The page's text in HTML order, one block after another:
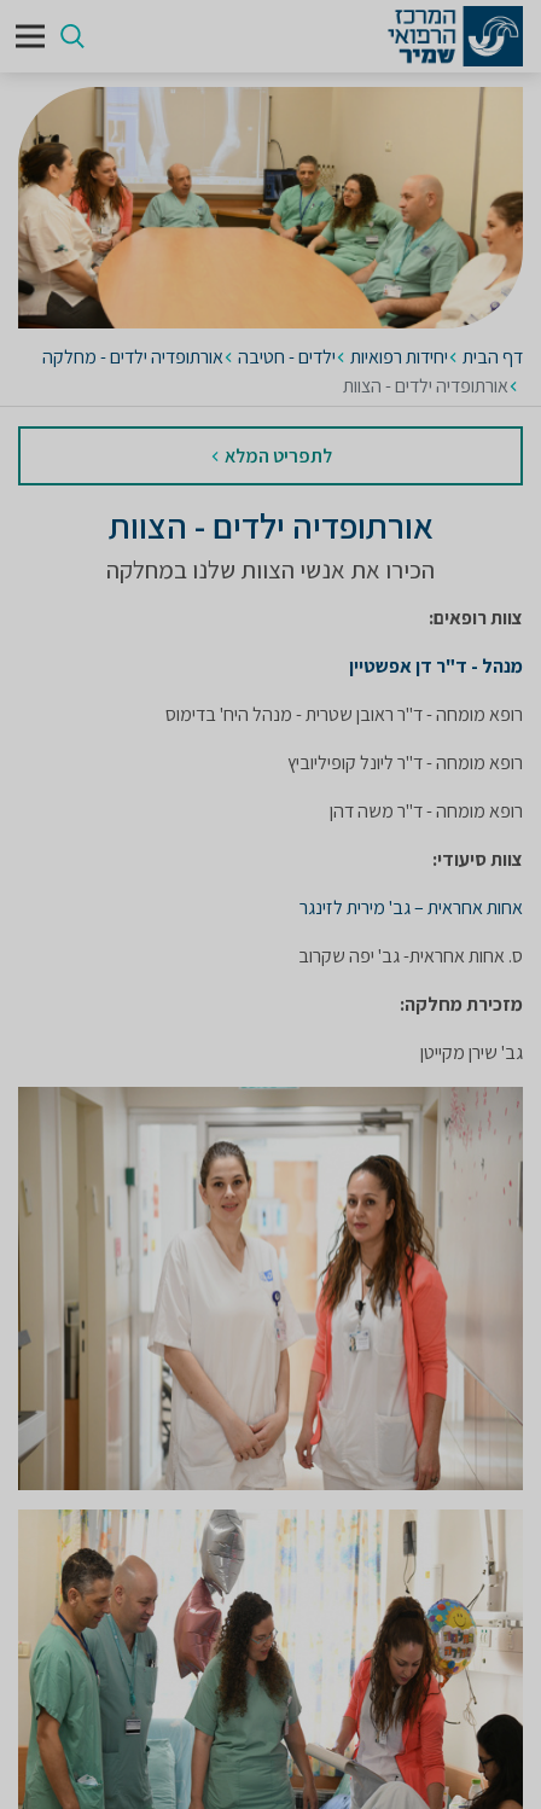
דף הבית יחידות רפואיות ילדים - חטיבה אורתופדיה ילדים - מחלקה
אורתופדיה ילדים - הצוות
לתפריט המלא
אורתופדיה ילדים - הצוות
הכירו את אנשי הצוות שלנו במחלקה
צוות רופאים:
מנהל - ד"ר דן אפשטיין
רופא מומחה - ד"ר ראובן שטרית - מנהל היח' בדימוס
רופא מומחה - ד"ר ליונל קופיליוביץ
רופא מומחה - ד"ר משה דהן
צוות סיעודי:
אחות אחראית – גב' מירית לזינגר
ס. אחות אחראית- גב' יפה שקרוב
מזכירת מחלקה:
גב' שירן מקייטן